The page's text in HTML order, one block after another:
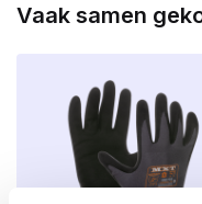
kunnen zowel
Toepassing
Voor binnen- en
Gebruik voor
spaanplaat,
Vaak samen